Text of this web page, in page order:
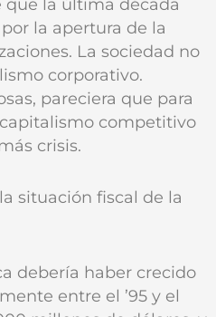
la última década
la apertura de la
La sociedad no
corporativo.
pareciera que para
competitivo
crisis.
situación fiscal de la
debería haber crecido
entre el ’95 y el